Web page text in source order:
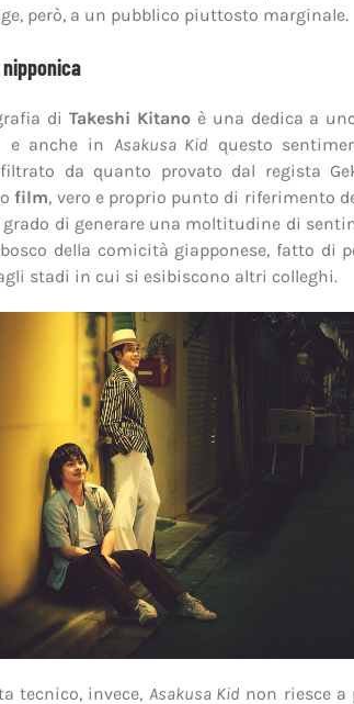
però, a un pubblico piuttosto marginale.
di Takeshi Kitanoè una dedica a
e anche in Asakusa Kid questo
filtrato da quanto provato dal regista
film, vero e proprio punto di riferimento
grado di generare una moltitudine di
della comicità giapponese, fatto di
stadi in cui si esibiscono altri colleghi.
tecnico, invece, Asakusa Kid non riesce a